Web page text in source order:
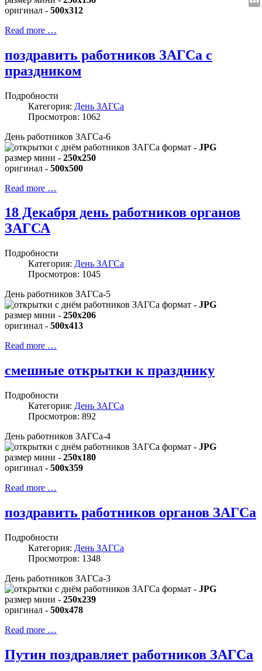
оригинал - 500x312
Read more …
поздравить работников ЗАГСа с
праздником
Подробности
Категория: День ЗАГСа
Просмотров: 1062
День работников ЗАГСа-6
формат - JPG
размер мини - 250x250
оригинал - 500x500
Read more …
18 Декабря день работников органов
ЗАГСА
Подробности
Категория: День ЗАГСа
Просмотров: 1045
День работников ЗАГСа-5
формат - JPG
размер мини - 250x206
оригинал - 500x413
Read more …
смешные открытки к празднику
Подробности
Категория: День ЗАГСа
Просмотров: 892
День работников ЗАГСа-4
формат - JPG
размер мини - 250x180
оригинал - 500x359
Read more …
поздравить работников органов ЗАГСа
Подробности
Категория: День ЗАГСа
Просмотров: 1348
День работников ЗАГСа-3
формат - JPG
размер мини - 250x239
оригинал - 500x478
Read more …
Путин поздравляет работников ЗАГСа